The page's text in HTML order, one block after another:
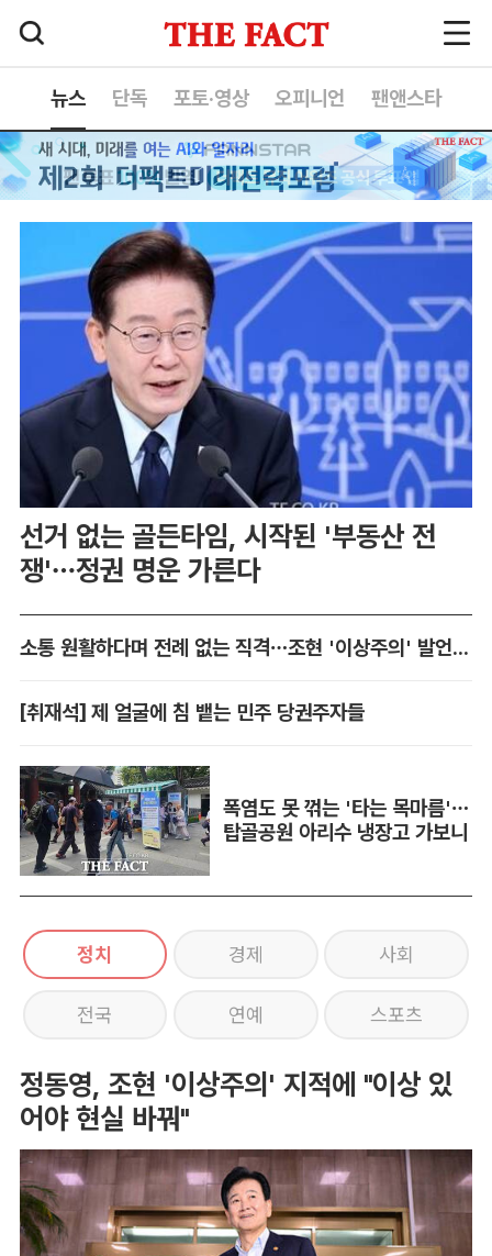
뉴스 단독 포토·영상 오피니언 팬앤스타
선거 없는 골든타임, 시작된 '부동산 전
쟁'…정권 명운 가른다
소통 원활하다며 전례 없는 직격…조현 '이상주의' 발언 논란
[취재석] 제 얼굴에 침 뱉는 민주 당권주자들
폭염도 못 꺾는 '타는 목마름'…
탑골공원 아리수 냉장고 가보니
정치 경제 사회
전국 연예 스포츠
정동영, 조현 '이상주의' 지적에 "이상 있
어야 현실 바꿔"